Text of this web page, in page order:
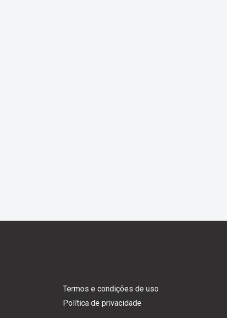
Termos e condições de uso
Política de privacidade